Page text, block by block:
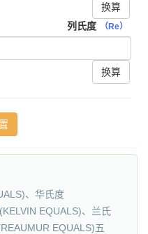
换算
列氏度
（Re）
换算
、华氏度
EQUALS)、兰氏
EQUALS)五